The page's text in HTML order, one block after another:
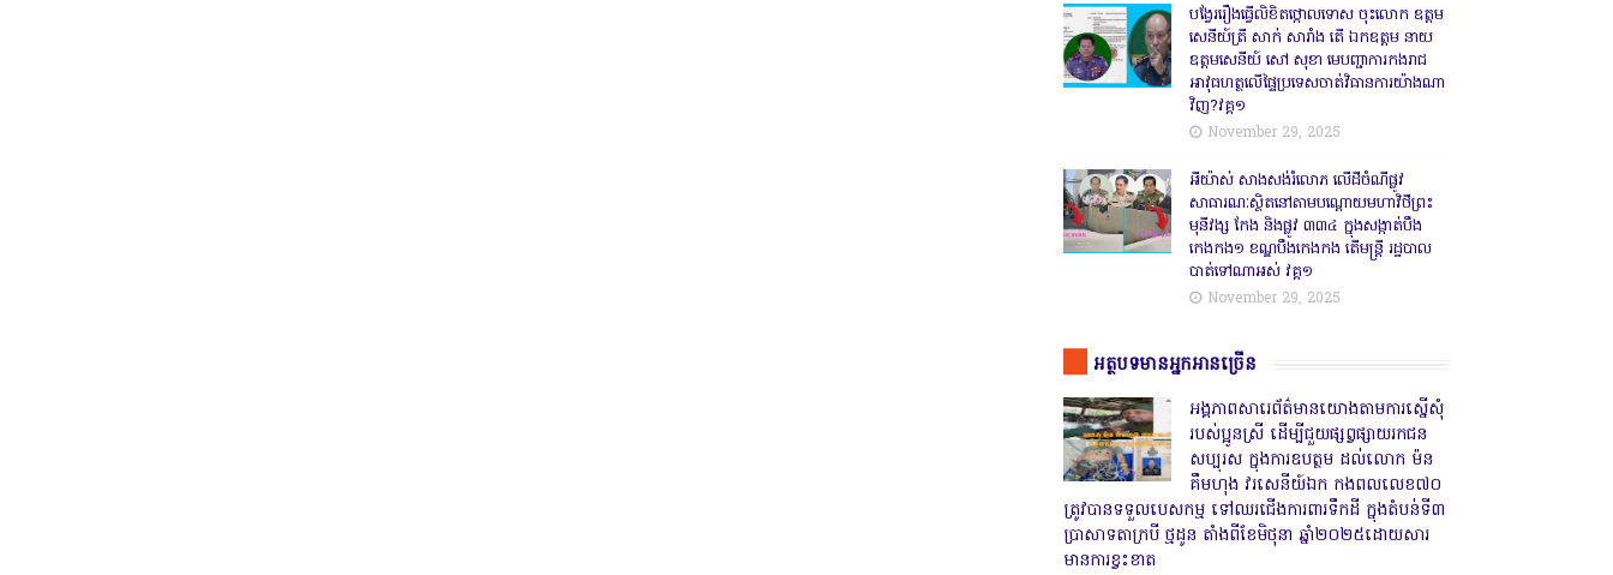
បង្វែររឿងធ្វើលិខិតថ្កោលទោស ចុះលោក ឧត្តម
សេនីយ៍ត្រី សាក់ សារាំង តើ ឯកឧត្តម នាយ
ឧត្តមសេនីយ៍ សៅ សុខា មេបញ្ជាការកងរាជ
អាវុធហត្ថលើផ្ទៃប្រទេសចាត់វិធានការយ៉ាងណា
វិញ?វគ្គ១
November 29, 2025
អីយ៉ាស់ សាងសង់រំលោភ លើដីចំណីផ្លូវ
សាធារណៈស្ថិតនៅតាមបណ្ដោយមហាវិថីព្រះ
មុនីវង្ស កែង និងផ្លូវ ៣៣៤ ក្នុងសង្កាត់បឹង
កេងកង១ ខណ្ឌបឹងកេងកង តើមន្ត្រី រដ្ឋបាល
បាត់ទៅណាអស់ វគ្គ១
November 29, 2025
អត្ថបទមានអ្នកអានច្រើន
អង្គភាពសារេព័ត៌មានយោងតាមការស្នើសុំ
របស់ប្អូនស្រី ដើម្បីជួយផ្សព្វផ្សាយរកជន
សប្បុរស ក្នុងការឧបត្ថម ដល់លោក ម៉ន
គឹមហុង វរសេនីយ៍ឯក កងពលលេខ៧០
ត្រូវបានទទួលបេសកម្ម ទៅឈរជើងការពារទឹកដី ក្នុងតំបន់ទី៣
ប្រាសាទតាក្របី ថ្មដូន តាំងពីខែមិថុនា ឆ្នាំ២០២៥ដោយសារ
មានការខ្វះខាត